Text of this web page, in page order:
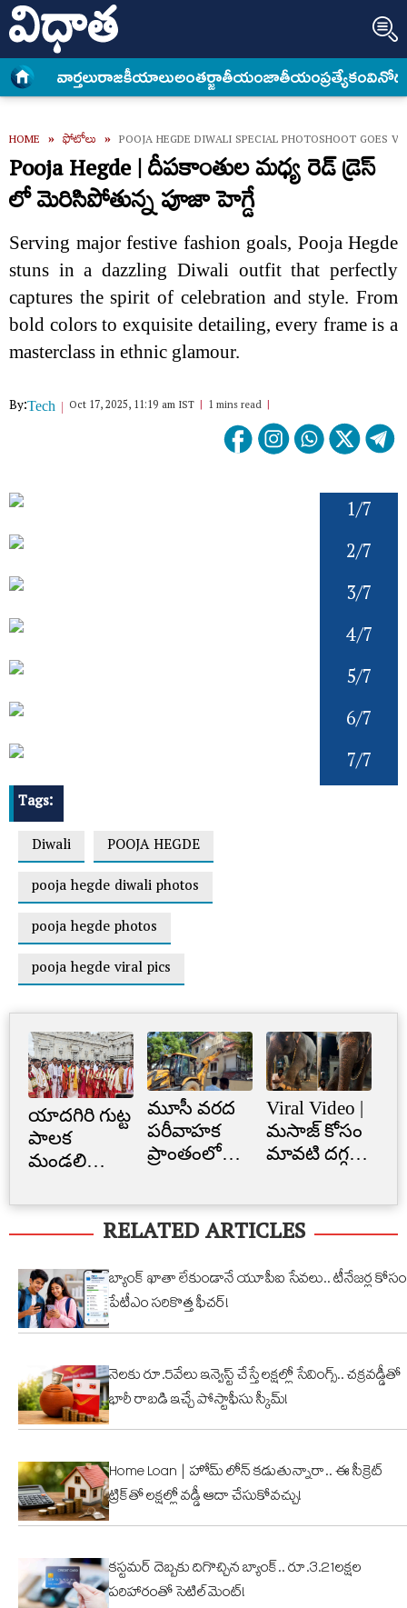
వార్త‌లురాజకీయాలుఅంత‌ర్జాతీయంజాతీయంప్రత్యేకం
HOME » ఫోటోలు » POOJA HEGDE DIWALI SPECIAL PHOTOSHOOT GOES
Pooja Hegde | దీపకాంతుల మధ్య రెడ్ డ్రెస్
లో మెరిసిపోతున్న పూజా హెగ్డే
Serving major festive fashion goals, Pooja Hegde
stuns in a dazzling Diwali outfit that perfectly
captures the spirit of celebration and style. From
bold colors to exquisite detailing, every frame is a
masterclass in ethnic glamour.
By:Tech Oct 17, 2025, 11:19 am IST 1 mins read
1/7
2/7
3/7
4/7
5/7
6/7
7/7
Tags:
Diwali
POOJA HEGDE
pooja hegde diwali photos
pooja hegde photos
pooja hegde viral pics
యాదగిరి గుట్ట
పాలక
మండలి
స్వీకారం
మూసీ వరద
పరీవాహక
ప్రాంతంలో
నిర్మాణం..
నార్సింగిలో
స్కూల్‌
భవనం
కూల్చివేత
Viral Video |
మసాజ్ కోసం
మావటి దగ్గర
ఏనుగు..
క్యూట్
వీడియో
వైరల్!
RELATED ARTICLES
బ్యాంక్ ఖాతా లేకుండానే యూపీఐ సేవలు.. టీనేజర్ల కోసం
పేటీఎం సరికొత్త ఫీచర్!
నెలకు రూ.5వేలు ఇన్వెస్ట్ చేస్తే లక్షల్లో సేవింగ్స్.. చక్రవడ్డీతో
భారీ రాబడి ఇచ్చే పోస్టాఫీసు స్కీమ్!
Home Loan | హోమ్ లోన్ కడుతున్నారా.. ఈ సీక్రెట్
ట్రిక్‌తో లక్షల్లో వడ్డీ ఆదా చేసుకోవచ్చు!
కస్టమర్ దెబ్బకు దిగొచ్చిన బ్యాంక్.. రూ.3.21లక్షల
పరిహారంతో సెటిల్‌మెంట్!